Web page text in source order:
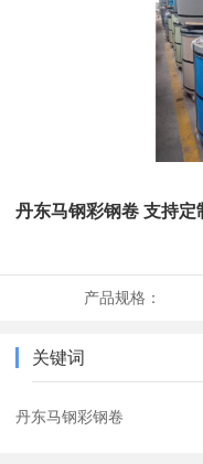
丹东马钢彩钢卷 支持定
产品规格：
关键词
丹东马钢彩钢卷